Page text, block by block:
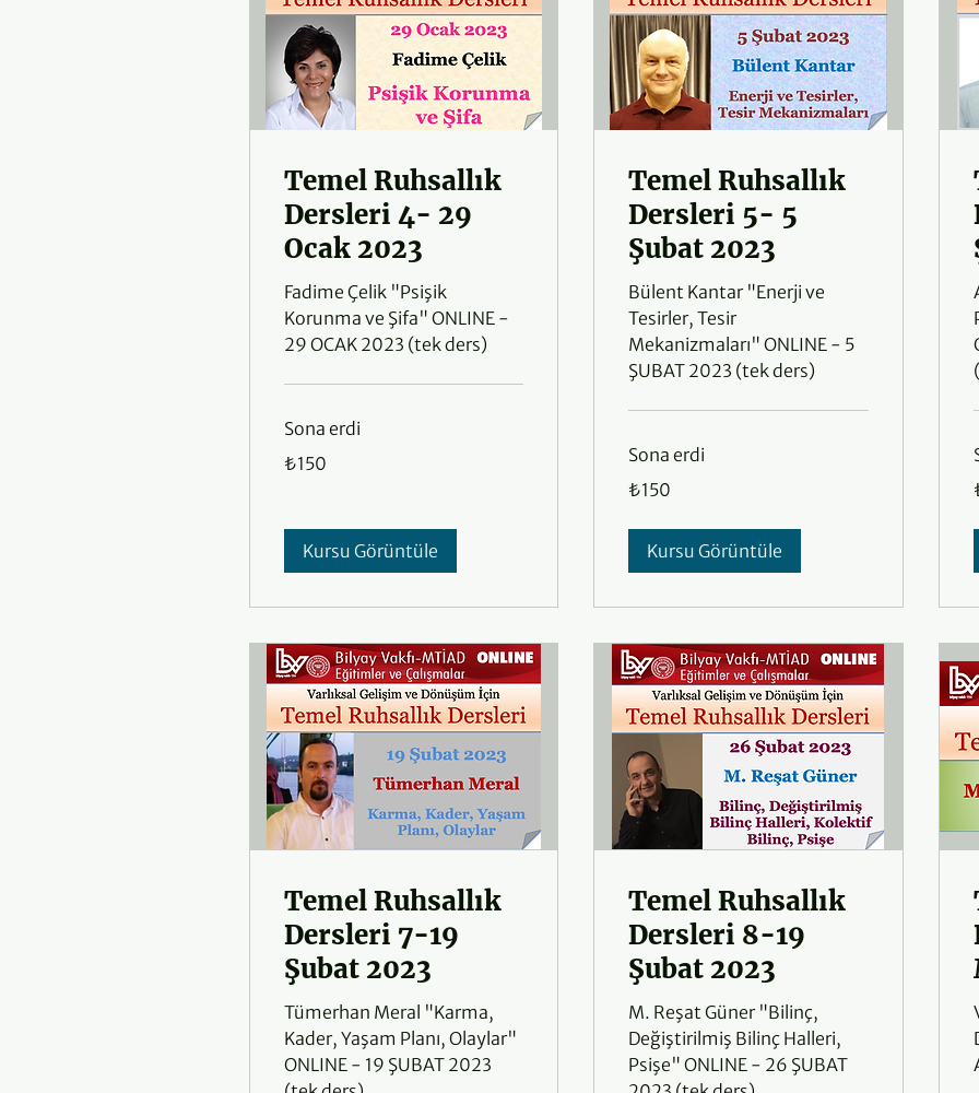
Temel Ruhsallık
Dersleri 4- 29
Ocak 2023
Fadime Çelik "Psişik
Korunma ve Şifa" ONLINE -
29 OCAK 2023 (tek ders)
Sona erdi
₺150
Türk
₺150
Kursu Görüntüle
Temel Ruhsallık
Dersleri 5- 5
Şubat 2023
Bülent Kantar "Enerji ve
Tesirler, Tesir
Mekanizmaları" ONLINE - 5
ŞUBAT 2023 (tek ders)
Sona erdi
₺150
Türk
₺150
Kursu Görüntüle
Temel Ruhsallık
Dersleri 7-19
Şubat 2023
Tümerhan Meral "Karma,
Kader, Yaşam Planı, Olaylar"
ONLINE - 19 ŞUBAT 2023
Temel Ruhsallık
Dersleri 8-19
Şubat 2023
M. Reşat Güner "Bilinç,
Değiştirilmiş Bilinç Halleri,
Psişe" ONLINE - 26 ŞUBAT